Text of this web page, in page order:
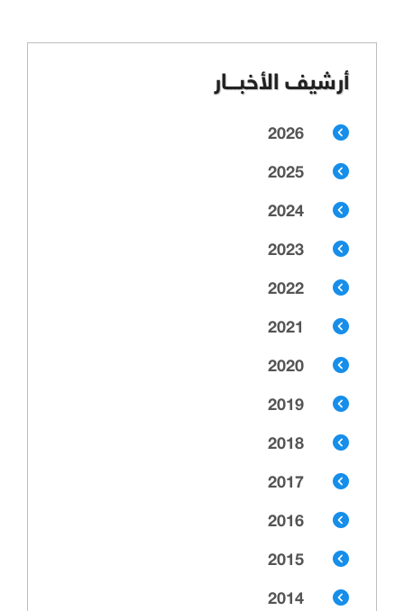
أرشيف الأخبـــار
2026
2025
2024
2023
2022
2021
2020
2019
2018
2017
2016
2015
2014